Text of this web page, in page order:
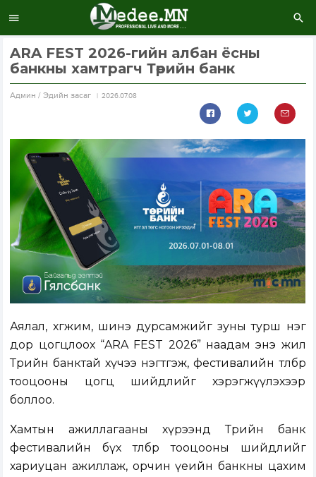
ARA FEST 2026-гийн албан ёсны
банкны хамтрагч Төрийн банк
Aдмин / Эдийн засаг 2026.07.08
Аялал, хөгжим, шинэ дурсамжийг зуны турш нэг
дор цогцлоох “ARA FEST 2026” наадам энэ жил
Төрийн банктай хүчээ нэгтгэж, фестивалийн төлбөр
тооцооны цогц шийдлийг хэрэгжүүлэхээр
боллоо.
Хамтын ажиллагааны хүрээнд Төрийн банк
фестивалийн бүх төлбөр тооцооны шийдлийг
хариуцан ажиллаж, орчин үеийн банкны цахим